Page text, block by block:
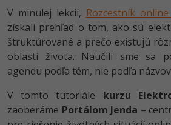
Ako začať?
Java -80%
C# .NET -80%
Python -80%
-80%
Kurzy e-commerce
Testovanie softvéru
Marketing -30%
WordPress
-30%
Kurzy dizajnu
HTML/CSS -80%
Photoshop -80%
Blog
Médiá
Kariéra
V minulej lekcii, Rozcestník
získali prehľad o tom, ako sú
štruktúrované a prečo existujú
oblasti života. Naučili sme sa
agendu podľa tém, nie podľa
V tomto tutoriále kurzu
zaoberáme Portálom Jenda –